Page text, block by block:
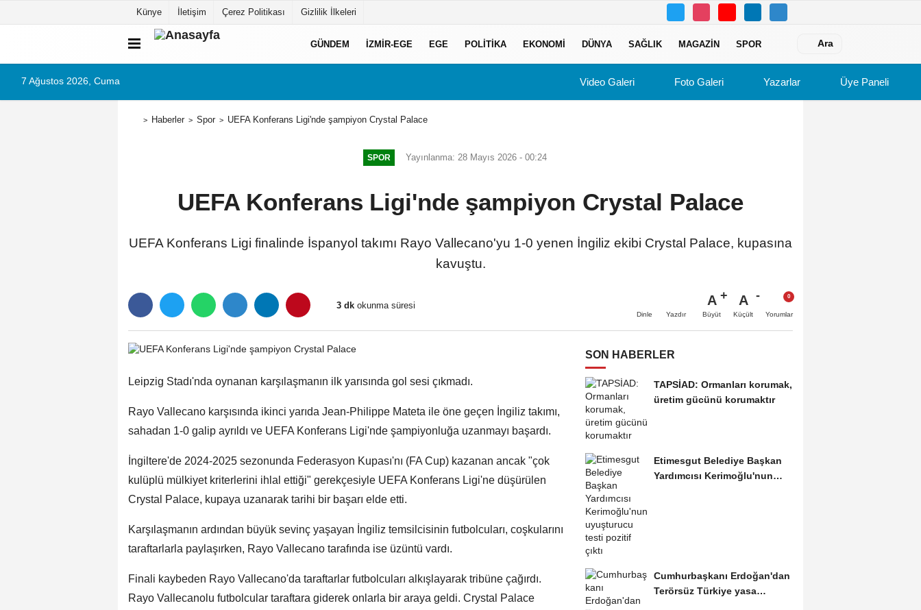
Künye İletişim Çerez Politikası Gizlilik İlkeleri
GÜNDEM İZMIR-EGE EGE POLITIKA EKONOMI DÜNYA SAĞLIK MAGAZIN SPOR Ara
7 Ağustos 2026, Cuma Video Galeri Foto Galeri Yazarlar Üye Paneli
Haberler Spor UEFA Konferans Ligi'nde şampiyon Crystal Palace
SPOR Yayınlanma: 28 Mayıs 2026 - 00:24
UEFA Konferans Ligi'nde şampiyon Crystal Palace
UEFA Konferans Ligi finalinde İspanyol takımı Rayo Vallecano'yu 1-0 yenen İngiliz ekibi Crystal Palace, kupasına
kavuştu.
3 dk okunma süresi
Dinle Yazdır
A
Büyüt
A
Küçült Yorumlar
Leipzig Stadı'nda oynanan karşılaşmanın ilk yarısında gol sesi çıkmadı.
Rayo Vallecano karşısında ikinci yarıda Jean-Philippe Mateta ile öne geçen İngiliz takımı,
sahadan 1-0 galip ayrıldı ve UEFA Konferans Ligi'nde şampiyonluğa uzanmayı başardı.
İngiltere'de 2024-2025 sezonunda Federasyon Kupası'nı (FA Cup) kazanan ancak "çok
kulüplü mülkiyet kriterlerini ihlal ettiği" gerekçesiyle UEFA Konferans Ligi'ne düşürülen
Crystal Palace, kupaya uzanarak tarihi bir başarı elde etti.
Karşılaşmanın ardından büyük sevinç yaşayan İngiliz temsilcisinin futbolcuları, coşkularını
taraftarlarla paylaşırken, Rayo Vallecano tarafında ise üzüntü vardı.
Finali kaybeden Rayo Vallecano'da taraftarlar futbolcuları alkışlayarak tribüne çağırdı.
Rayo Vallecanolu futbolcular taraftara giderek onlarla bir araya geldi. Crystal Palace
SON HABERLER
TAPSİAD: Ormanları korumak,
üretim gücünü korumaktır
Etimesgut Belediye Başkan
Yardımcısı Kerimoğlu'nun
Cumhurbaşkanı Erdoğan'dan
Terörsüz Türkiye yasa